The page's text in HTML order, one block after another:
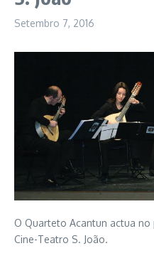
Setembro 7, 2016
O Quarteto Acantun actua no
Cine-Teatro S. João.